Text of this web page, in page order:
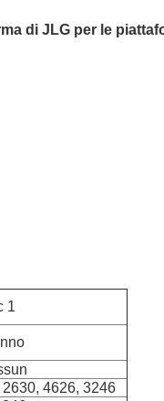
di JLG per le
1
4626, 3246